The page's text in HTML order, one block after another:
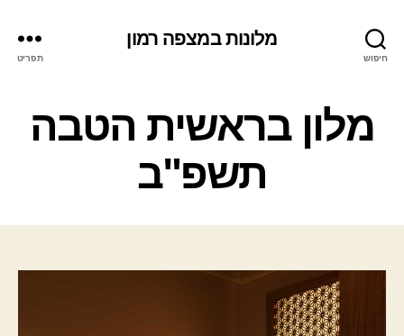
חיפוש
מלונות במצפה רמון
תפריט
ק
ט
ו
ר
ו
מלון בראשית הטבה
תשפ"ב